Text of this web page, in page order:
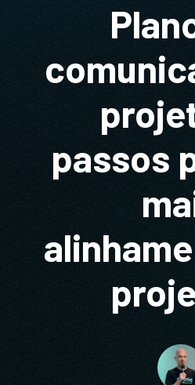
passos